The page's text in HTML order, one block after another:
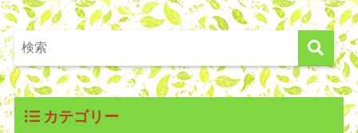
カテゴリー